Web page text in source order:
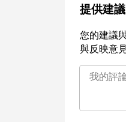
提供建
您的建議
與反映意